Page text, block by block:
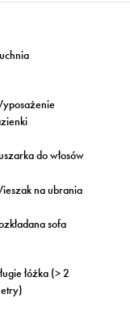
do włosów
na ubrania
sofa
łóżka (> 2